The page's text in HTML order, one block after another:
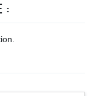
: